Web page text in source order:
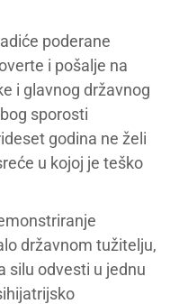
poderane
i pošalje na
i glavnog državnog
sporosti
godina ne želi
u kojoj je teško
državnom tužitelju,
silu odvesti u jednu